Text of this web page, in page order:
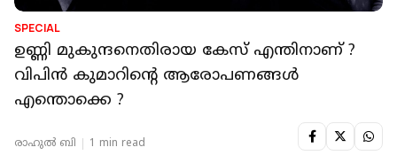
SPECIAL
ഉണ്ണി മുകുന്ദനെതിരായ കേസ് എന്തിനാണ് ?
വിപിന്‍ കുമാറിന്‍റെ ആരോപണങ്ങള്‍
എന്തൊക്കെ ?
രാഹുൽ ബി 1 min read